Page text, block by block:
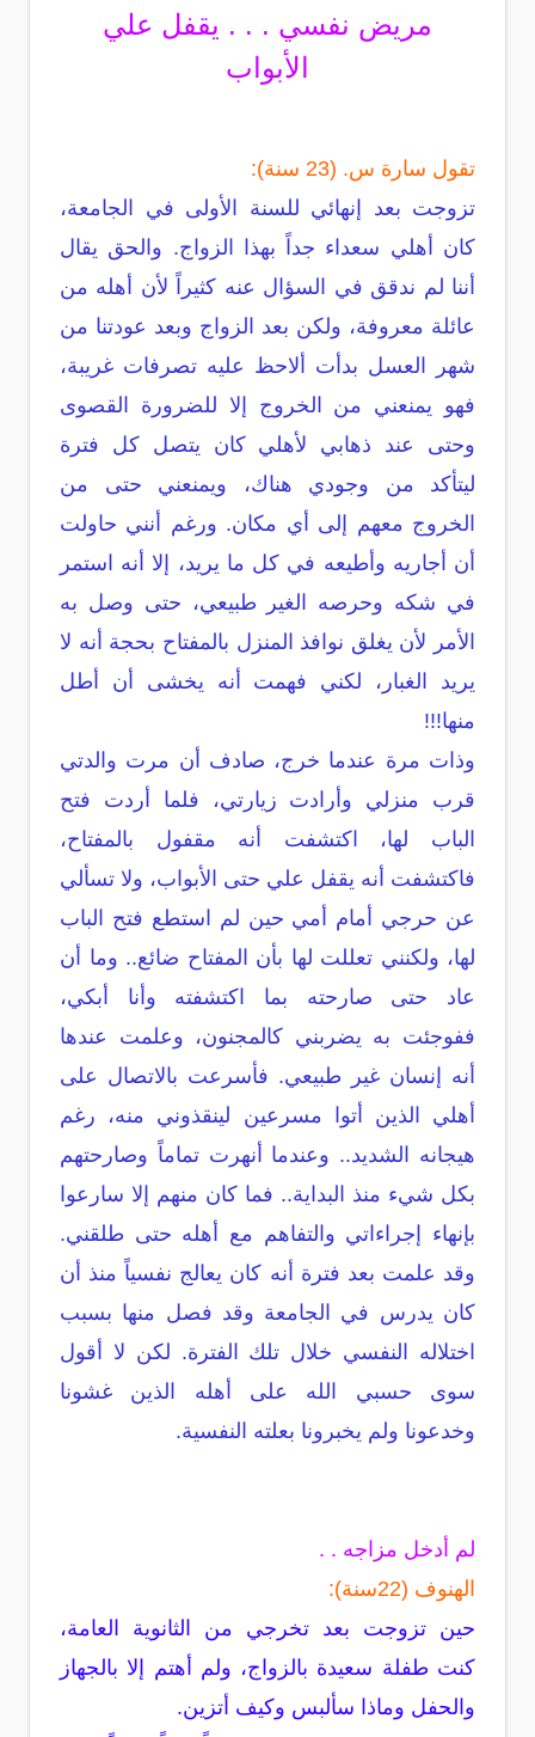
مريض نفسي . . . يقفل علي
الأبواب
تقول سارة س. (23 سنة):
تزوجت بعد إنهائي للسنة الأولى في الجامعة،
كان أهلي سعداء جداً بهذا الزواج. والحق يقال
أننا لم ندقق في السؤال عنه كثيراً لأن أهله من
عائلة معروفة، ولكن بعد الزواج وبعد عودتنا من
شهر العسل بدأت ألاحظ عليه تصرفات غريبة،
فهو يمنعني من الخروج إلا للضرورة القصوى
وحتى عند ذهابي لأهلي كان يتصل كل فترة
ليتأكد من وجودي هناك، ويمنعني حتى من
الخروج معهم إلى أي مكان. ورغم أنني حاولت
أن أجاريه وأطيعه في كل ما يريد، إلا أنه استمر
في شكه وحرصه الغير طبيعي، حتى وصل به
الأمر لأن يغلق نوافذ المنزل بالمفتاح بحجة أنه لا
يريد الغبار، لكني فهمت أنه يخشى أن أطل
منها!!!
وذات مرة عندما خرج، صادف أن مرت والدتي
قرب منزلي وأرادت زيارتي، فلما أردت فتح
الباب لها، اكتشفت أنه مقفول بالمفتاح،
فاكتشفت أنه يقفل علي حتى الأبواب، ولا تسألي
عن حرجي أمام أمي حين لم استطع فتح الباب
لها، ولكنني تعللت لها بأن المفتاح ضائع.. وما أن
عاد حتى صارحته بما اكتشفته وأنا أبكي،
ففوجئت به يضربني كالمجنون، وعلمت عندها
أنه إنسان غير طبيعي. فأسرعت بالاتصال على
أهلي الذين أتوا مسرعين لينقذوني منه، رغم
هيجانه الشديد.. وعندما أنهرت تماماً وصارحتهم
بكل شيء منذ البداية.. فما كان منهم إلا سارعوا
بإنهاء إجراءاتي والتفاهم مع أهله حتى طلقني.
وقد علمت بعد فترة أنه كان يعالج نفسياً منذ أن
كان يدرس في الجامعة وقد فصل منها بسبب
اختلاله النفسي خلال تلك الفترة. لكن لا أقول
سوى حسبي الله على أهله الذين غشونا
وخدعونا ولم يخبرونا بعلته النفسية.
لم أدخل مزاجه . .
الهنوف (22سنة):
حين تزوجت بعد تخرجي من الثانوية العامة،
كنت طفلة سعيدة بالزواج، ولم أهتم إلا بالجهاز
والحفل وماذا سألبس وكيف أتزين.